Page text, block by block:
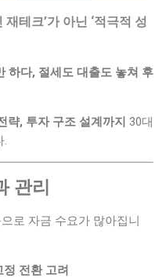
테크’가 아닌 ‘적극적 성
하다, 절세도 대출도 놓쳐 후
략, 투자 구조 설계까지 30대
관리
로 자금 수요가 많아집니
전환 고려